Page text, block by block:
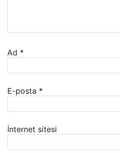
Ad *
E-posta *
İnternet sitesi